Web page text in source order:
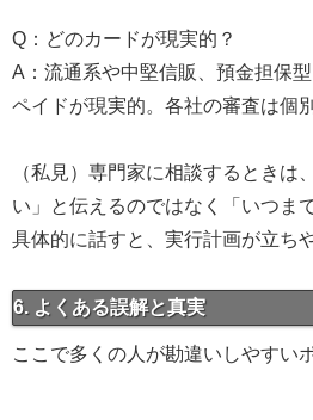
Q：どのカードが現実的？
A：流通系や中堅信販、預金担保
ペイドが現実的。各社の審査は個
（私見）専門家に相談するときは
い」と伝えるのではなく「いつま
具体的に話すと、実行計画が立ち
6. よくある誤解と真実
ここで多くの人が勘違いしやすい